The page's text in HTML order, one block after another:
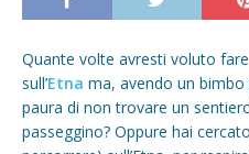
Quante volte avresti voluto
sull’Etna ma, avendo un
paura di non trovare un
passeggino? Oppure hai